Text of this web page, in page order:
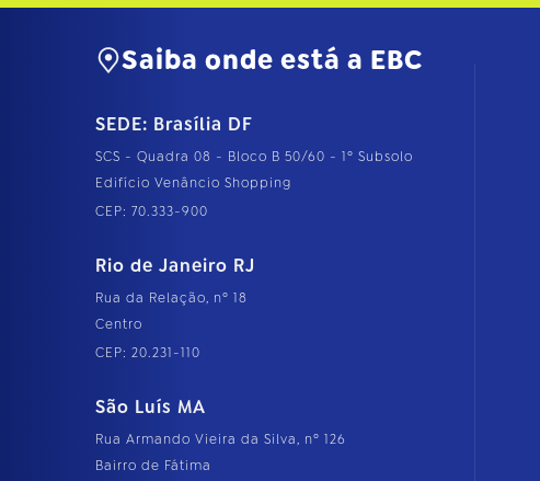
Saiba onde está a EBC
SEDE: Brasília DF
SCS - Quadra 08 - Bloco B 50/60 - 1º Subsolo
Edifício Venâncio Shopping
CEP: 70.333-900
Rio de Janeiro RJ
Rua da Relação, nº 18
Centro
CEP: 20.231-110
São Luís MA
Rua Armando Vieira da Silva, nº 126
Bairro de Fátima